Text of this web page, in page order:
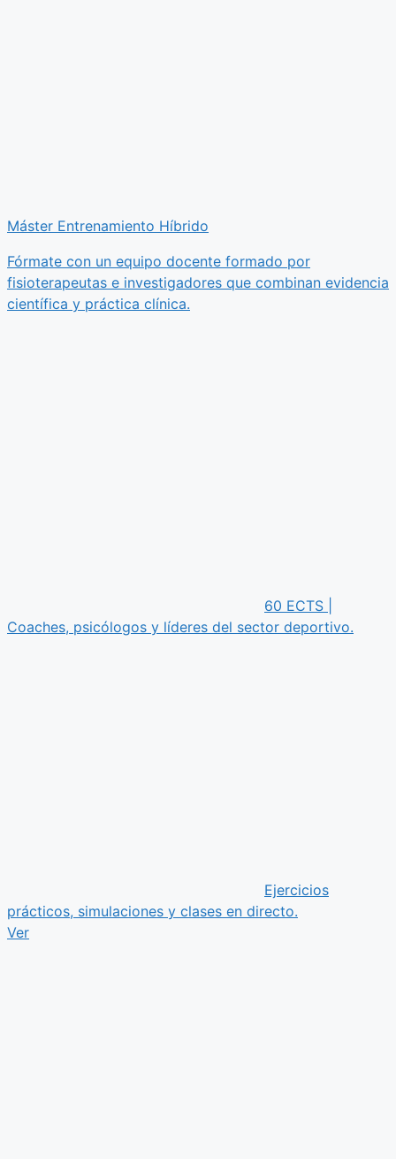
Máster Entrenamiento Híbrido
Fórmate con un equipo docente formado por
fisioterapeutas e investigadores que combinan evidencia
científica y práctica clínica.
60 ECTS |
Coaches, psicólogos y líderes del sector deportivo.
Ejercicios
prácticos, simulaciones y clases en directo.
Ver